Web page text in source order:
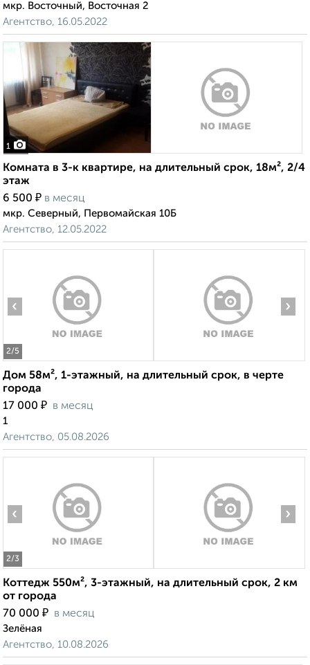
мкр. Восточный, Восточная 2
Агентство, 16.05.2022
1
Комната в 3-к квартире, на длительный срок, 18м², 2/4
этаж
6 500 ₽ в месяц
мкр. Северный, Первомайская 10Б
Агентство, 12.05.2022
2/5
‹ ›
Дом 58м², 1-этажный, на длительный срок, в черте
города
17 000 ₽ в месяц
1
Агентство, 05.08.2026
2/3
‹ ›
Коттедж 550м², 3-этажный, на длительный срок, 2 км
от города
70 000 ₽ в месяц
Зелёная
Агентство, 10.08.2026